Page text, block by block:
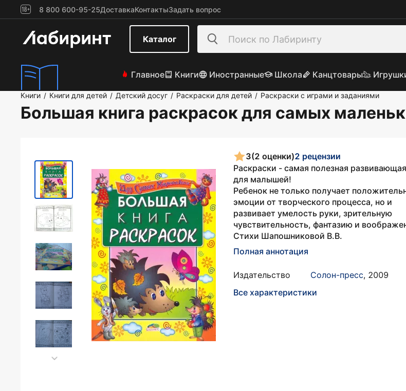
8 800 600-95-25ДоставкаКонтактыЗадать вопрос
Каталог
Главное Книги Иностранные Школа Канцтовары
Книги / Книги для детей / Детский досуг / Раскраски для детей / Раскраски с играми и заданиями
Большая книга раскрасок для самых
3(2 оценки)2 рецензии
Раскраски - самая полезная
для малышей!
Ребенок не только получает
эмоции от творческого процесса, но и
развивает умелость руки, зрительную
чувствительность, фантазию и
Стихи Шапошниковой В.В.
Полная аннотация
Издательство Солон-пресс, 2009
Все характеристики